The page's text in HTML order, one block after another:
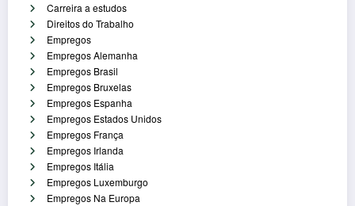
Carreira a estudos
Direitos do Trabalho
Empregos
Empregos Alemanha
Empregos Brasil
Empregos Bruxelas
Empregos Espanha
Empregos Estados Unidos
Empregos França
Empregos Irlanda
Empregos Itália
Empregos Luxemburgo
Empregos Na Europa